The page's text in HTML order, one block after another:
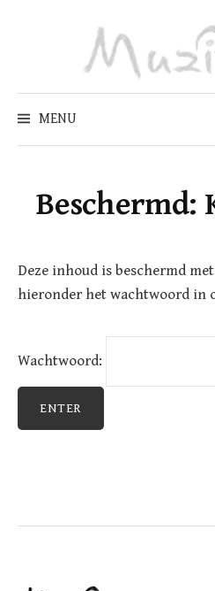
MENU
Beschermd:
Deze inhoud is beschermd
hieronder het wachtwoord in
Wachtwoord: